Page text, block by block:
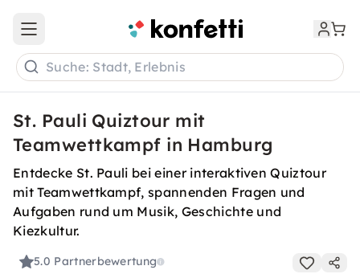
Open main menu
Suche: Stadt, Erlebnis
St. Pauli Quiztour mit
Teamwettkampf in Hamburg
Entdecke St. Pauli bei einer interaktiven Quiztour
mit Teamwettkampf, spannenden Fragen und
Aufgaben rund um Musik, Geschichte und
Kiezkultur.
5.0 Partnerbewertung